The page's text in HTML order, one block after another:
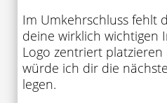
Im Umkehrschluss fehlt
deine wirklich wichtigen
Logo zentriert
würde ich dir die
legen.